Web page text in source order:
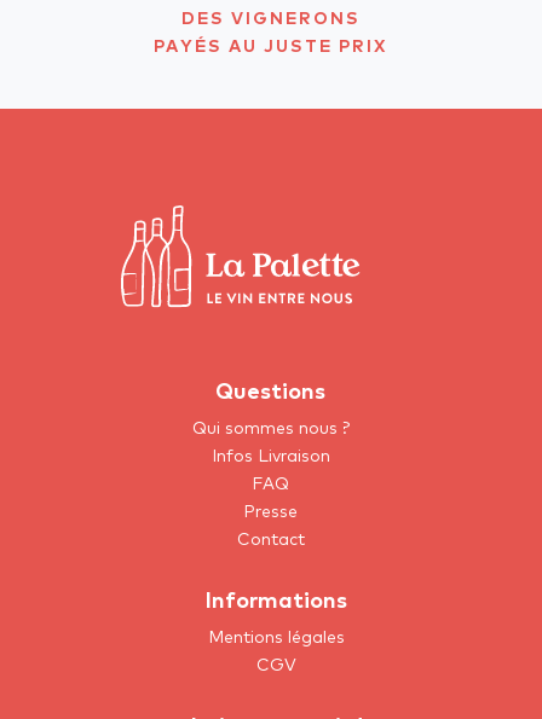
DES VIGNERONS
PAYÉS AU JUSTE PRIX
Questions
Qui sommes nous ?
Infos Livraison
FAQ
Presse
Contact
Informations
Mentions légales
CGV